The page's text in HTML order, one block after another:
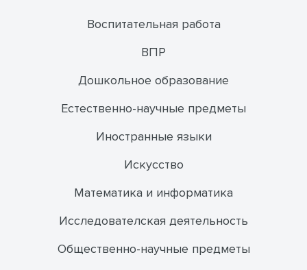
Воспитательная работа
ВПР
Дошкольное образование
Естественно-научные предметы
Иностранные языки
Искусство
Математика и информатика
Исследователская деятельность
Общественно-научные предметы